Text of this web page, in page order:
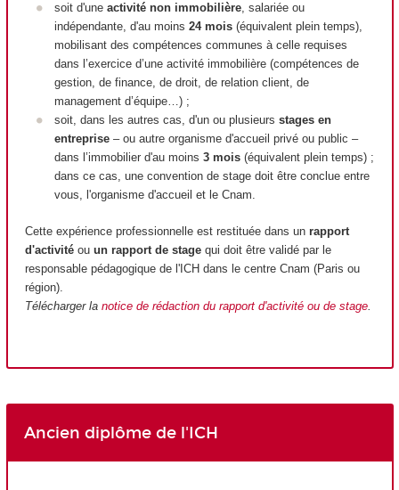
soit d'une activité non immobilière, salariée ou
indépendante, d'au moins 24 mois(équivalent plein temps),
mobilisant des compétences communes à celle requises
dans l’exercice d’une activité immobilière (compétences de
gestion, de finance, de droit, de relation client, de
management d’équipe…) ;
soit, dans les autres cas, d'un ou plusieurs stages en
entreprise– ou autre organisme d'accueil privé ou public –
dans l’immobilier d'au moins 3 mois (équivalent plein temps) ;
dans ce cas, une convention de stage doit être conclue entre
vous, l'organisme d'accueil et le Cnam.
Cette expérience professionnelle est restituée dans un rapport
d'activité ou un rapport de stage qui doit être validé par le
responsable pédagogique de l'ICH dans le centre Cnam (Paris ou
région).
Télécharger la notice de rédaction du rapport d'activité ou de stage
Ancien diplôme de l'ICH